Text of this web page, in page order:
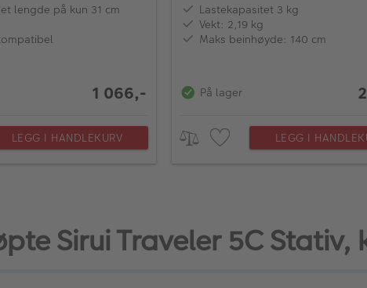
lengde på kun 31 cm
1 066,-
LEGG I HANDLEKURV
Lastekapasitet 3 kg
Vekt: 2,19 kg
Maks beinhøyde: 140 cm
På lager
LEGG I
Sirui Traveler 5C